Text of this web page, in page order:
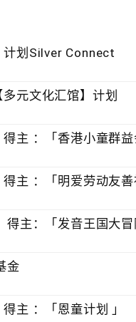
计划Silver Connect
元文化汇馆】计划
主 ：「香港小童群益
主 ：「明爱劳动友善
主：「发音王国大
金
主 ：「恩童计划 」